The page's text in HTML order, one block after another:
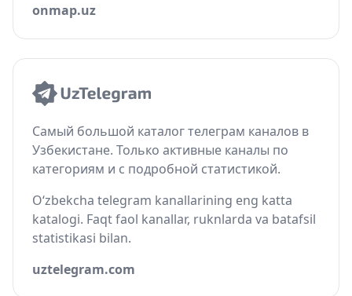
onmap.uz
Самый большой каталог телеграм каналов в
Узбекистане. Только активные каналы по
категориям и с подробной статистикой.
O‘zbekcha telegram kanallarining eng katta
katalogi. Faqt faol kanallar, ruknlarda va batafsil
statistikasi bilan.
uztelegram.com